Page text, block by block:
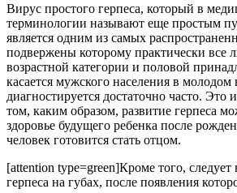
Вирус простого герпеса, который в
терминологии называют еще простым
является одним из самых
подвержены которому практически все
возрастной категории и половой
касается мужского населения в молодом
диагностируется достаточно часто. Это
том, каким образом, развитие герпеса
здоровье будущего ребенка после
человек готовится стать отцом.
[attention type=green]Кроме того, следует
герпеса на губах, после появления